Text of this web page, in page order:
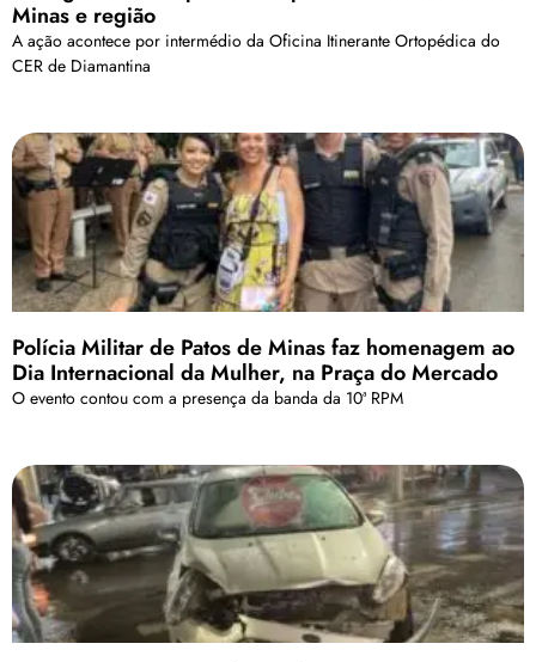
Minas e região
A ação acontece por intermédio da Oficina Itinerante Ortopédica do
CER de Diamantina
Polícia Militar de Patos de Minas faz homenagem ao
Dia Internacional da Mulher, na Praça do Mercado
O evento contou com a presença da banda da 10ª RPM